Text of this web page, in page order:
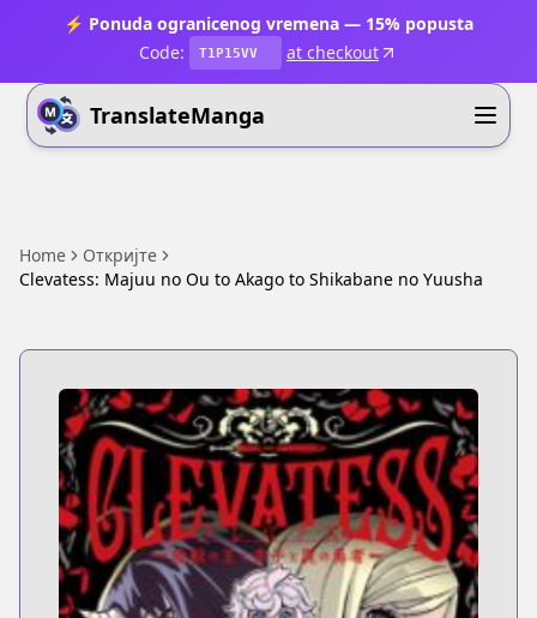
⚡ Ponuda ogranicenog vremena — 15% popusta
Code:
T1P15VV at checkout
TranslateManga
Home
Откријте
Clevatess: Majuu no Ou to Akago to Shikabane no Yuusha